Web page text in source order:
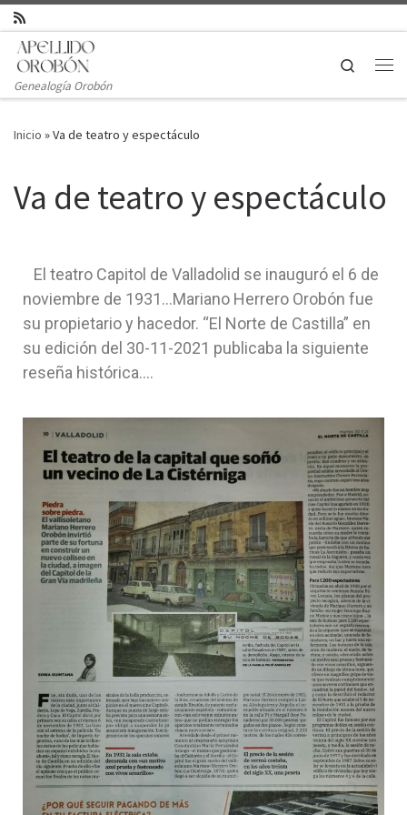
Saltar al contenido
Genealogía Orobón
Search
Inicio »Va de teatro y espectáculo
Va de teatro y espectáculo
El teatro Capitol de Valladolid se inauguró el 6 de
noviembre de 1931…Mariano Herrero Orobón fue
su propietario y hacedor. “El Norte de Castilla” en
su edición del 30-11-2021 publicaba la siguiente
reseña histórica….